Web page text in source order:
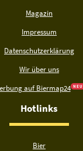
Magazin
Impressum
Datenschutzerklärung
Wir über uns
auf Biermap24 N E U
Hotlinks
Bier